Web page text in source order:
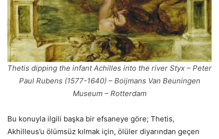
Thetis dipping the infant Achilles into the river Styx – Peter
Paul Rubens (1577-1640) – Boijmans Van Beuningen
Museum – Rotterdam
Bu konuyla ilgili başka bir efsaneye göre; Thetis,
Akhilleus’u ölümsüz kılmak için, ölüler diyarından geçen